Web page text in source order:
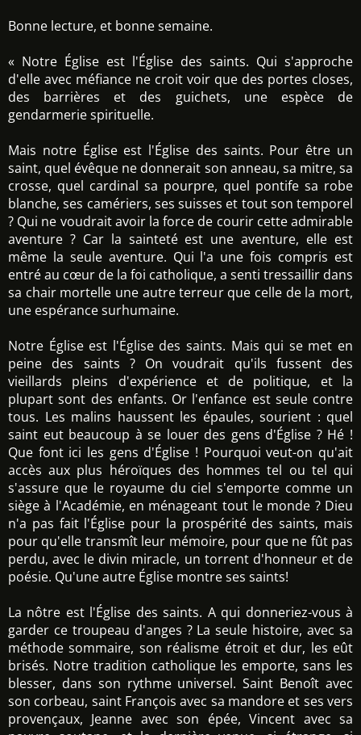
Bonne lecture, et bonne semaine.
« Notre Église est l'Église des saints. Qui s'approche
d'elle avec méfiance ne croit voir que des portes closes,
des barrières et des guichets, une espèce de
gendarmerie spirituelle.
Mais notre Église est l'Église des saints. Pour être un
saint, quel évêque ne donnerait son anneau, sa mitre, sa
crosse, quel cardinal sa pourpre, quel pontife sa robe
blanche, ses camériers, ses suisses et tout son temporel
? Qui ne voudrait avoir la force de courir cette admirable
aventure ? Car la sainteté est une aventure, elle est
même la seule aventure. Qui l'a une fois compris est
entré au cœur de la foi catholique, a senti tressaillir dans
sa chair mortelle une autre terreur que celle de la mort,
une espérance surhumaine.
Notre Église est l'Église des saints. Mais qui se met en
peine des saints ? On voudrait qu'ils fussent des
vieillards pleins d'expérience et de politique, et la
plupart sont des enfants. Or l'enfance est seule contre
tous. Les malins haussent les épaules, sourient : quel
saint eut beaucoup à se louer des gens d'Église ? Hé !
Que font ici les gens d'Église ! Pourquoi veut-on qu'ait
accès aux plus héroïques des hommes tel ou tel qui
s'assure que le royaume du ciel s'emporte comme un
siège à l'Académie, en ménageant tout le monde ? Dieu
n'a pas fait l'Église pour la prospérité des saints, mais
pour qu'elle transmît leur mémoire, pour que ne fût pas
perdu, avec le divin miracle, un torrent d'honneur et de
poésie. Qu'une autre Église montre ses saints!
La nôtre est l'Église des saints. A qui donneriez-vous à
garder ce troupeau d'anges ? La seule histoire, avec sa
méthode sommaire, son réalisme étroit et dur, les eût
brisés. Notre tradition catholique les emporte, sans les
blesser, dans son rythme universel. Saint Benoît avec
son corbeau, saint François avec sa mandore et ses vers
provençaux, Jeanne avec son épée, Vincent avec sa